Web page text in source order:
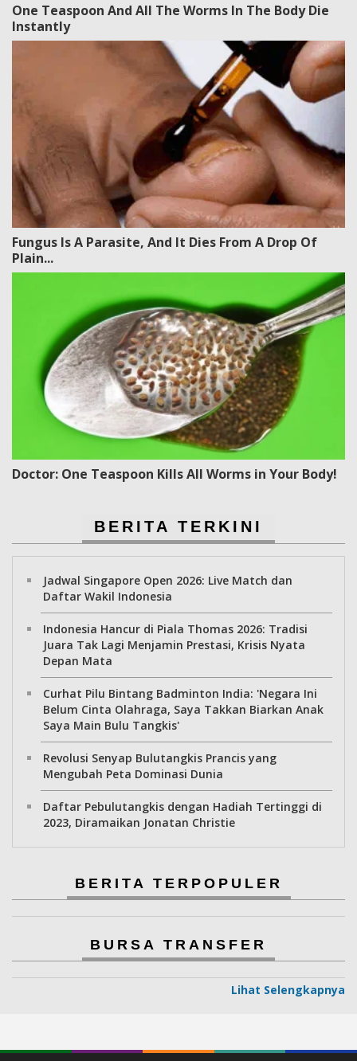
One Teaspoon And All The Worms In The Body Die
Instantly
Fungus Is A Parasite, And It Dies From A Drop Of
Plain...
Doctor: One Teaspoon Kills All Worms in Your Body!
BERITA TERKINI
Jadwal Singapore Open 2026: Live Match dan
Daftar Wakil Indonesia
Indonesia Hancur di Piala Thomas 2026: Tradisi
Juara Tak Lagi Menjamin Prestasi, Krisis Nyata
Depan Mata
Curhat Pilu Bintang Badminton India: 'Negara Ini
Belum Cinta Olahraga, Saya Takkan Biarkan Anak
Saya Main Bulu Tangkis'
Revolusi Senyap Bulutangkis Prancis yang
Mengubah Peta Dominasi Dunia
Daftar Pebulutangkis dengan Hadiah Tertinggi di
2023, Diramaikan Jonatan Christie
BERITA TERPOPULER
BURSA TRANSFER
Lihat Selengkapnya